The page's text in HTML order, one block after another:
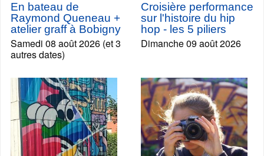
En bateau de
Raymond Queneau +
atelier graff à Bobigny
Samedi 08 août 2026 (et 3
autres dates)
Croisière performance
sur l'histoire du hip
hop - les 5 piliers
Dimanche 09 août 2026